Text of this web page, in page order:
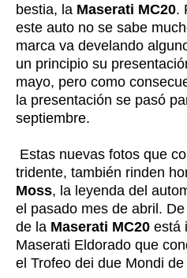
bestia, la Maserati MC20.
este auto no se sabe
marca va develando
un principio su
mayo, pero como
la presentación se pasó
septiembre.
Estas nuevas fotos que
tridente, también rinden
Moss, la leyenda del
el pasado mes de abril.
de la Maserati MC20 está
Maserati Eldorado que
el Trofeo dei due Mondi de